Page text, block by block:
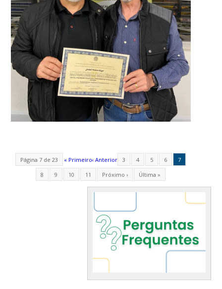
Página 7 de 23 « Primeiro‹ Anterior 3 4 5 6
7
8
9 10 11 Próximo › Última »